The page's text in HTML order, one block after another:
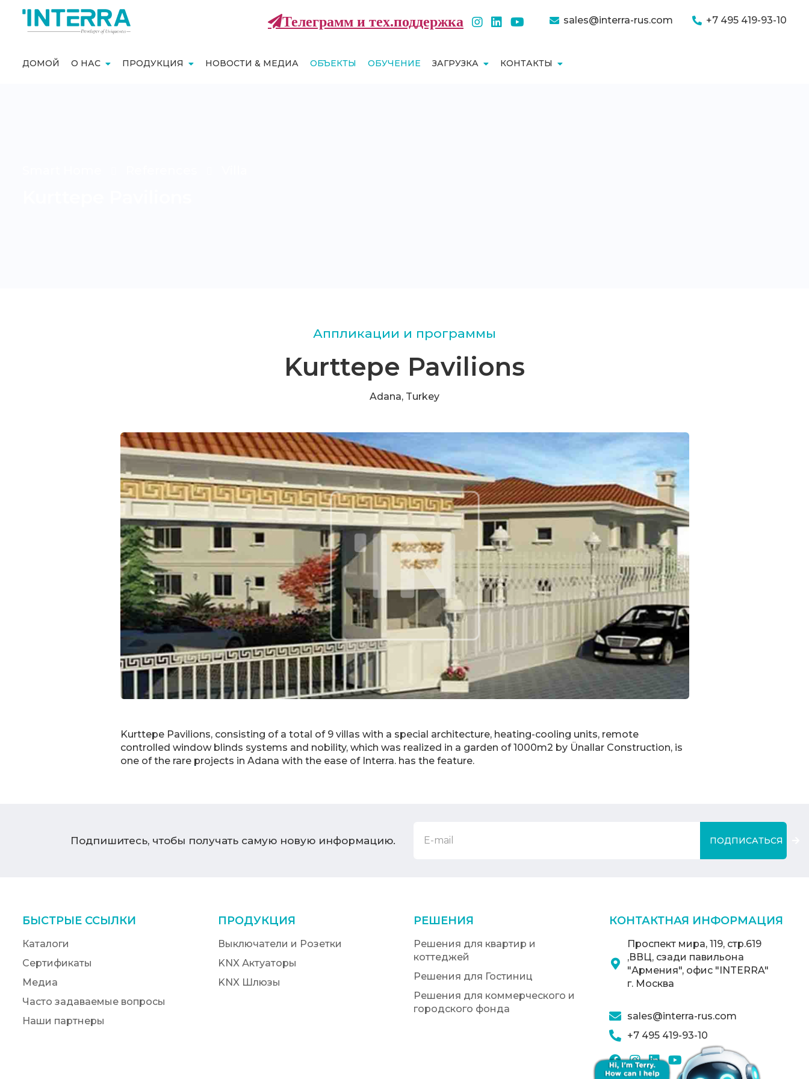
Телеграмм и тех.поддержка sales@interra-rus.com +7 495 419-93-10
ДОМОЙ О НАС ПРОДУКЦИЯ НОВОСТИ & МЕДИА ОБЪЕКТЫ ОБУЧЕНИЕ ЗАГРУЗКА КОНТАКТЫ
Аппликации и программы
Kurttepe Pavilions
Adana, Turkey
Kurttepe Pavilions, consisting of a total of 9 villas with a special architecture, heating-cooling units, remote
controlled window blinds systems and nobility, which was realized in a garden of 1000m2 by Ünallar Construction, is
one of the rare projects in Adana with the ease of Interra. has the feature.
Подпишитесь, чтобы получать самую новую информацию. ПОДПИСАТЬСЯ
БЫСТРЫЕ ССЫЛКИ
Каталоги
Сертификаты
Медиа
Часто задаваемые вопросы
Наши партнеры
ПРОДУКЦИЯ
Выключатели и Розетки
KNX Актуаторы
KNX Шлюзы
РЕШЕНИЯ
Решения для квартир и
коттеджей
Решения для Гостиниц
Решения для коммерческого и
городского фонда
КОНТАКТНАЯ ИНФОРМАЦИЯ
Проспект мира, 119, стр.619
,ВВЦ, сзади павильона
"Армения", офис "INTERRA"
г. Москва
sales@interra-rus.com
+7 495 419-93-10